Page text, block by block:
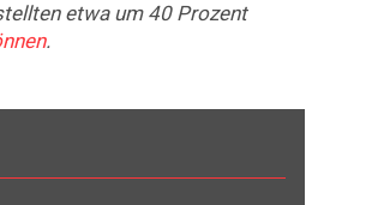
etwa um 40 Prozent
.